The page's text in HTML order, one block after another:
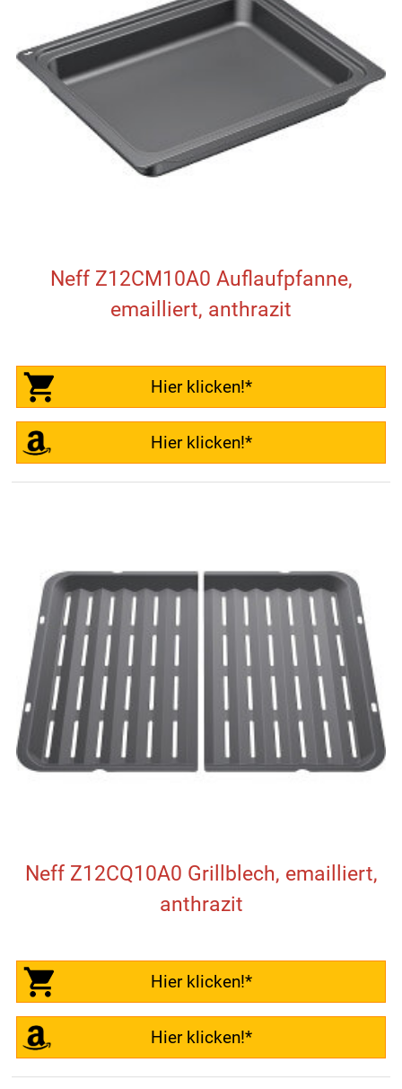
Neff Z12CM10A0 Auflaufpfanne,
emailliert, anthrazit
Hier klicken!*
Hier klicken!*
Neff Z12CQ10A0 Grillblech, emailliert,
anthrazit
Hier klicken!*
Hier klicken!*